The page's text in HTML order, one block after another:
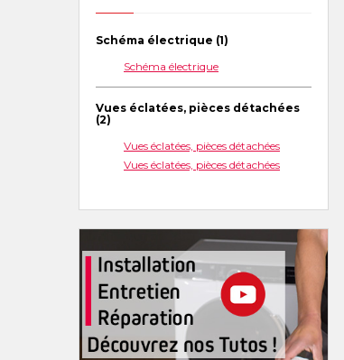
Schéma électrique (1)
Schéma électrique
Vues éclatées, pièces détachées
(2)
Vues éclatées, pièces détachées
Vues éclatées, pièces détachées